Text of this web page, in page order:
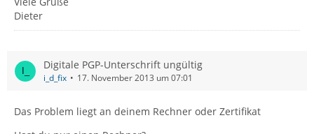
Dieter
Digitale PGP-Unterschrift ungültig
i_d_fix 17. November 2013 um 07:01
Das Problem liegt an deinem Rechner oder Zertifikat